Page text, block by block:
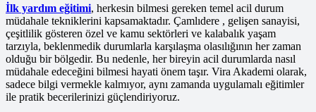
İlk yardım eğitimi, herkesin bilmesi gereken temel acil durum
müdahale tekniklerini kapsamaktadır. Çamlıdere , gelişen sanayisi,
çeşitlilik gösteren özel ve kamu sektörleri ve kalabalık yaşam
tarzıyla, beklenmedik durumlarla karşılaşma olasılığının her zaman
olduğu bir bölgedir. Bu nedenle, her bireyin acil durumlarda nasıl
müdahale edeceğini bilmesi hayati önem taşır. Vira Akademi olarak,
sadece bilgi vermekle kalmıyor, aynı zamanda uygulamalı eğitimler
ile pratik becerilerinizi güçlendiriyoruz.